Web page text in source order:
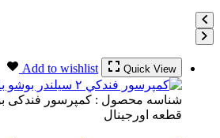
Quick View
Add to wishlist
شناسه محصول : کمپرسور فندکی
قطعه اورجینال